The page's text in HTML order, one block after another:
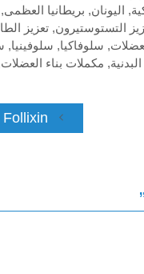
, اليونان, بريطانيا العظمى,
التستوستيرون, تعزيز
, سلوفاكيا, سلوفينيا,
, مكملات بناء العضلات
Follixin – تركيبة الفيتامينات العشبية للشعر